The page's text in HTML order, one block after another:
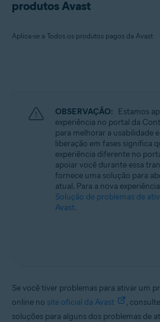
produtos Avast
Aplica-se a Todos os produtos pagos da Avast
Sistemas operacionais:
Todos os sistemas operacionais compatíveis
OBSERVAÇÃO: Estamos
experiência no portal da
para melhorar a usabilidade
liberação em fases significa
experiência diferente no
apoiar você durante essa
fornece uma solução para
atual. Para a nova
Solução de problemas de
Avast.
Se você tiver problemas para ativar um
online no site oficial da Avast
,
soluções para alguns dos problemas de